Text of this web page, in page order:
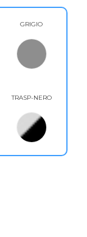
GRIGIO
TRASP-NERO